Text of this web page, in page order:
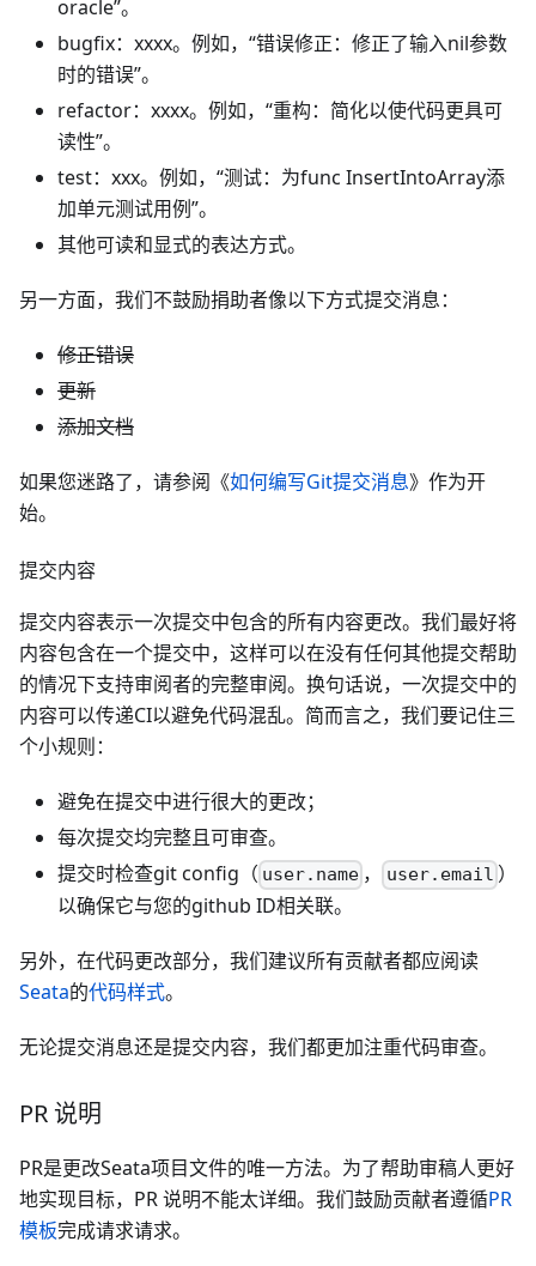
oracle”。
bugfix：xxxx。例如，“错误修正：修正了输入nil参数
时的错误”。
refactor：xxxx。例如，“重构：简化以使代码更具可
读性”。
test：xxx。例如，“测试：为func InsertIntoArray添
加单元测试用例”。
其他可读和显式的表达方式。
另一方面，我们不鼓励捐助者像以下方式提交消息：
修正错误
更新
添加文档
如果您迷路了，请参阅《如何编写Git提交消息》作为开
始。
提交内容
提交内容表示一次提交中包含的所有内容更改。我们最好将
内容包含在一个提交中，这样可以在没有任何其他提交帮助
的情况下支持审阅者的完整审阅。换句话说，一次提交中的
内容可以传递CI以避免代码混乱。简而言之，我们要记住三
个小规则：
避免在提交中进行很大的更改；
每次提交均完整且可审查。
提交时检查git config（ user.name ， user.email ）
以确保它与您的github ID相关联。
另外，在代码更改部分，我们建议所有贡献者都应阅读
Seata的代码样式。
无论提交消息还是提交内容，我们都更加注重代码审查。
PR 说明
PR是更改Seata项目文件的唯一方法。为了帮助审稿人更好
地实现目标，PR 说明不能太详细。我们鼓励贡献者遵循PR
模板完成请求请求。